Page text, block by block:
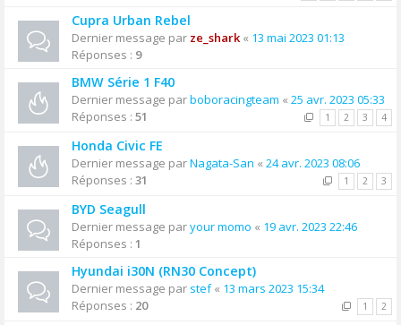
Cupra Urban Rebel
Dernier message par ze_shark« 13 mai 2023 01:13
Réponses : 9
BMW Série 1 F40
Dernier message parboboracingteam « 25 avr. 2023 05:33
Réponses : 51 1 2 3 4
Honda Civic FE
Dernier message parNagata-San « 24 avr. 2023 08:06
Réponses : 31 1 2 3
BYD Seagull
Dernier message paryour momo « 19 avr. 2023 22:46
Réponses : 1
Hyundai i30N (RN30 Concept)
Dernier message par stef« 13 mars 2023 15:34
Réponses : 20 1 2